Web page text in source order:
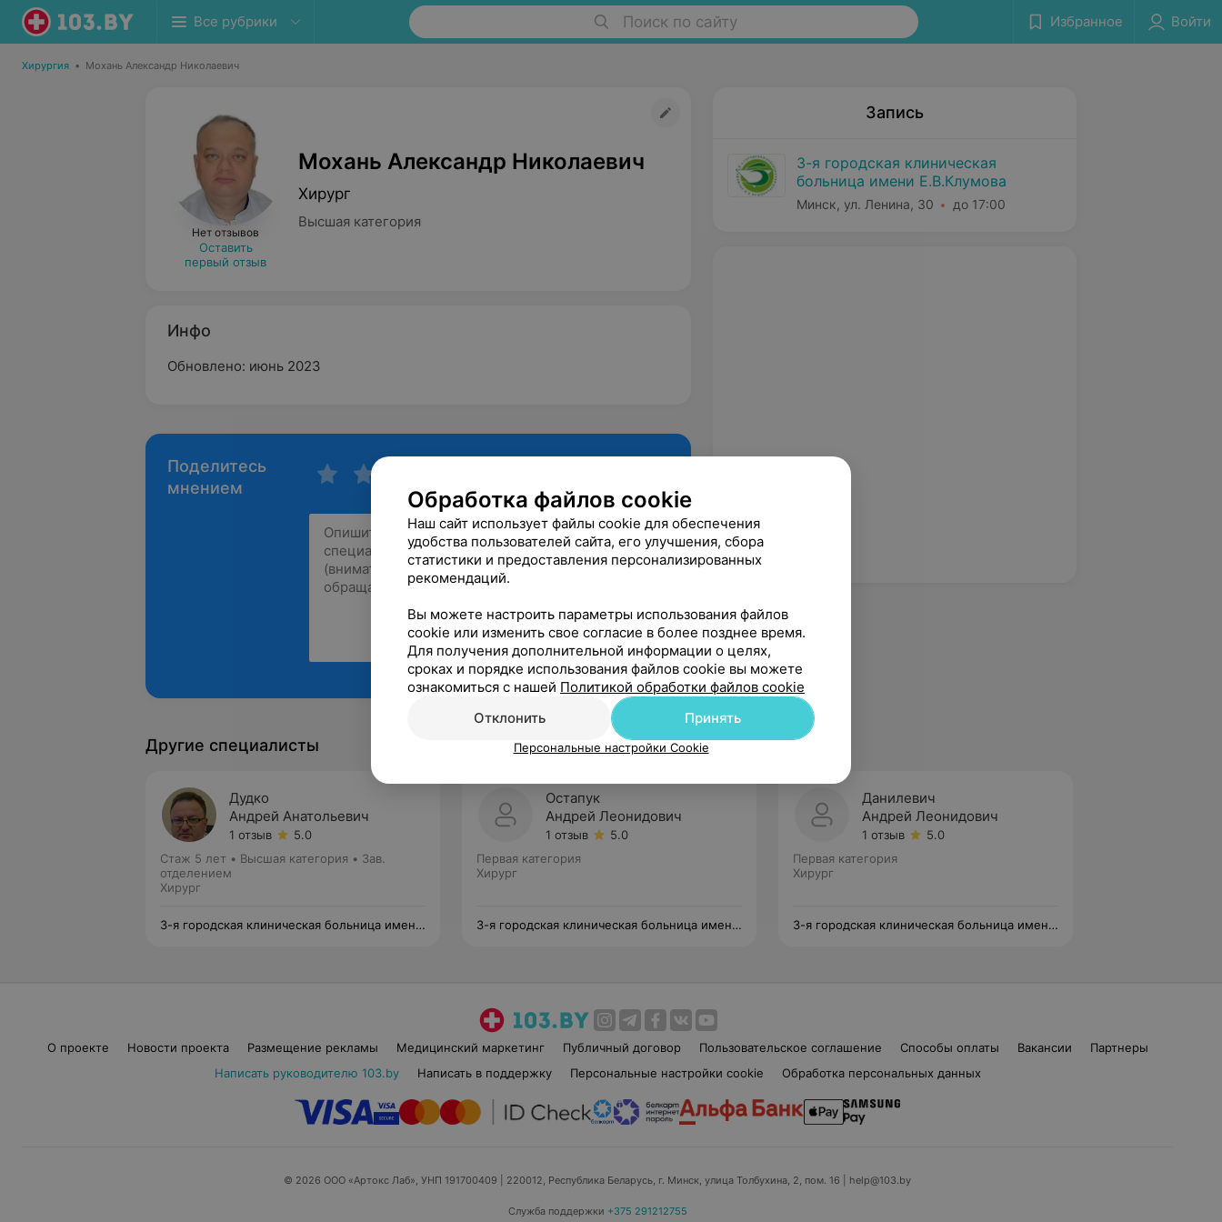
Все рубрики Поиск по сайту Избранное Войти
Хирургия • Мохань Александр Николаевич
Нет отзывов
Оставить
первый отзыв
Мохань Александр Николаевич
Хирург
Высшая категория
Инфо
Обновлено: июнь 2023
Поделитесь
мнением
Рекомендую
Запись
3-я городская клиническая
больница имени Е.В.Клумова
Минск, ул. Ленина, 30 до 17:00
Другие специалисты
Дудко
Андрей Анатольевич
1 отзыв
5.0
Стаж 5 лет • Высшая категория • Зав.
отделением
Хирург
3-я городская клиническая больница имени
Остапук
Андрей Леонидович
1 отзыв
5.0
Первая категория
Хирург
3-я городская клиническая больница имени
Данилевич
Андрей Леонидович
1 отзыв
5.0
Первая категория
Хирург
3-я городская клиническая больница имени
О проекте Новости проекта Размещение рекламы Медицинский маркетинг Публичный договор Пользовательское соглашение Способы оплаты Вакансии
Партнеры
Написать руководителю 103.by
Написать в поддержку Персональные настройки cookie Обработка персональных данных
© 2026 ООО «Артокс Лаб», УНП 191700409 | 220012, Республика Беларусь, г. Минск, улица Толбухина, 2, пом. 16 | help@103.by
Служба поддержки +375 291212755
Обработка файлов cookie
Наш сайт использует файлы cookie для обеспечения
удобства пользователей сайта, его улучшения, сбора
статистики и предоставления персонализированных
рекомендаций.
Вы можете настроить параметры использования файлов
cookie или изменить свое согласие в более позднее время.
Для получения дополнительной информации о целях,
сроках и порядке использования файлов cookie вы можете
ознакомиться с нашей Политикой обработки файлов cookie
Отклонить
Принять
Персональные настройки Cookie